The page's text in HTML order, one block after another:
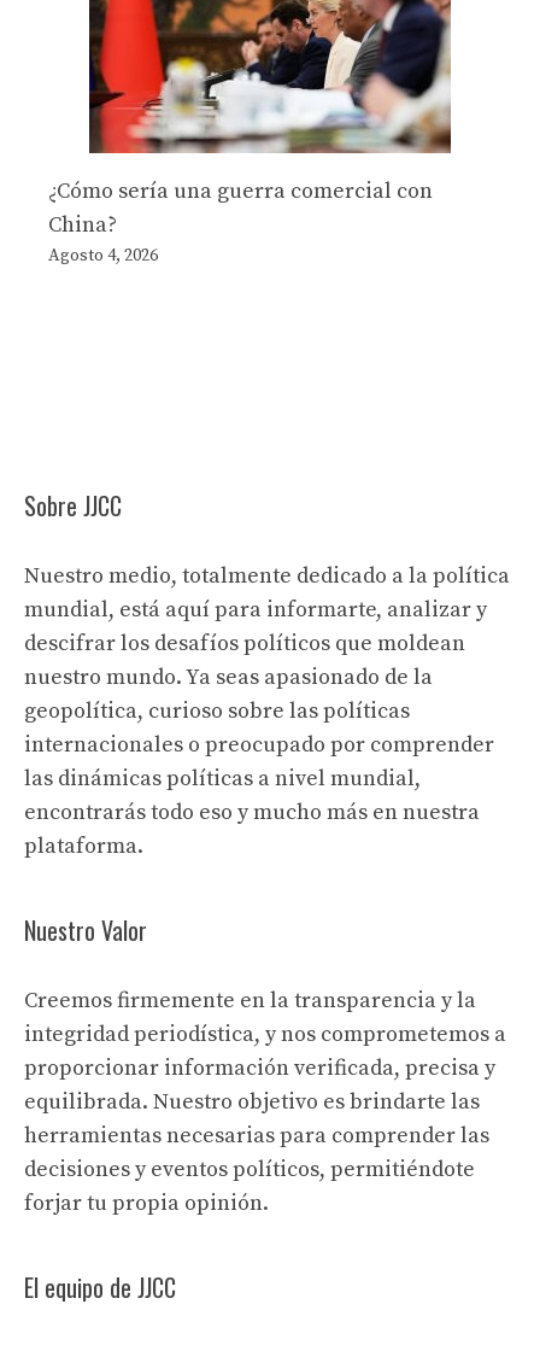
¿Cómo sería una guerra comercial con
China?
Agosto 4, 2026
Sobre JJCC
Nuestro medio, totalmente dedicado a la política
mundial, está aquí para informarte, analizar y
descifrar los desafíos políticos que moldean
nuestro mundo. Ya seas apasionado de la
geopolítica, curioso sobre las políticas
internacionales o preocupado por comprender
las dinámicas políticas a nivel mundial,
encontrarás todo eso y mucho más en nuestra
plataforma.
Nuestro Valor
Creemos firmemente en la transparencia y la
integridad periodística, y nos comprometemos a
proporcionar información verificada, precisa y
equilibrada. Nuestro objetivo es brindarte las
herramientas necesarias para comprender las
decisiones y eventos políticos, permitiéndote
forjar tu propia opinión.
El equipo de JJCC